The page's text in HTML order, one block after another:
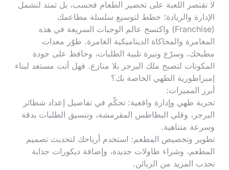
لا تقتصر اللعبة على تحضير الطعام فحسب، بل تمتد لتشمل
الإدارة والريادة؛ خطط لتوسيع سلسلة مطاعمك
(Franchise) واكتسح عالم الوجبات السريعة في هذه
المغامرة والمحاكاة الديناميكية الغامرة. طوّر معدات
مطبخك، وسرّع وتيرة تلبية الطلبات، وحافظ على جودة
المكونات لتصبح ملك البرجر بلا منازع. فهل أنت مستعد لبناء
إمبراطورية الطهي الخاصة بك؟
أبرز المميزات:
تجربة طهي وإدارة واقعية: تحكّم في تفاصيل إعداد شطائر
البرجر، وقلي البطاطس المقرمشة، وتنسيق الطلبات بدقة
وسرعة متناهية.
تطوير وتخصيص المطعم: استخدم أرباحك لتحديث تصميم
المطعم، وشراء طاولات جديدة، وإضافة ديكورات جذابة
تجذب المزيد من الزبائن.